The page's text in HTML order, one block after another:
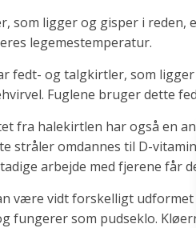
som ligger og gisper i
legemestemperatur.
fedt- og talgkirtler, som
Fuglene bruger dette
fra halekirtlen har også en
stråler omdannes til D-
arbejde med fjerene får
være vidt forskelligt
fungerer som pudseklo.